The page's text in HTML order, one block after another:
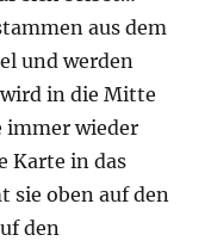
aus dem
und werden
wird in die Mitte
immer wieder
Karte in das
sie oben auf den
den